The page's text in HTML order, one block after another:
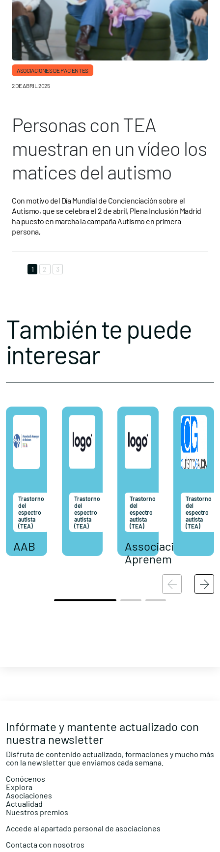
ASOCIACIONES DE PACIENTES
2 DE ABRIL 2025
Personas con TEA
muestran en un vídeo los
matices del autismo
Con motivo del Día Mundial de Concienciación sobre el
Autismo, que se celebra el 2 de abril, Plena Inclusión Madrid
ha puesto en marcha la campaña Autismo en primera
persona,
1 2 3
También te puede
interesar
Trastorno
del
espectro
autista
(TEA)
AAB
Trastorno
del
espectro
autista
(TEA)
Trastorno
del
espectro
autista
(TEA)
Associació
Aprenem
Trastorno
del
espectro
autista
(TEA)
Infórmate y mantente actualizado con
nuestra newsletter
Disfruta de contenido actualizado, formaciones y mucho más
con la newsletter que enviamos cada semana.
Conócenos
Explora
Asociaciones
Actualidad
Nuestros premios
Accede al apartado personal de asociaciones
Contacta con nosotros